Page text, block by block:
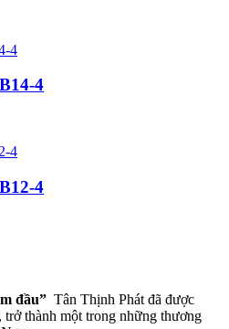
4
4
đầu” Tân Thịnh Phát đã được
thành một trong những thương